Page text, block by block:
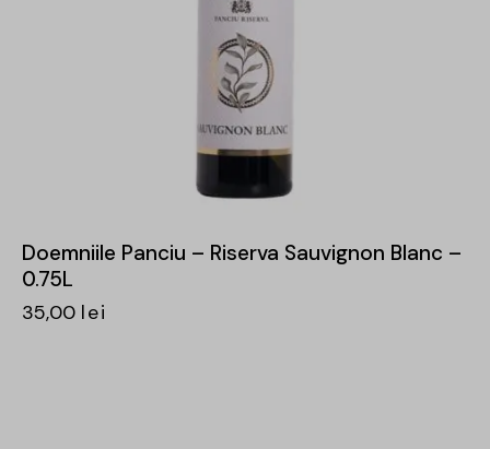
Doemniile Panciu – Riserva Sauvignon Blanc –
0.75L
35,00 lei